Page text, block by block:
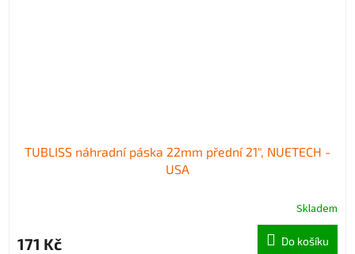
TUBLISS náhradní páska 22mm přední 21", NUETECH -
USA
Skladem
171 Kč Do košíku